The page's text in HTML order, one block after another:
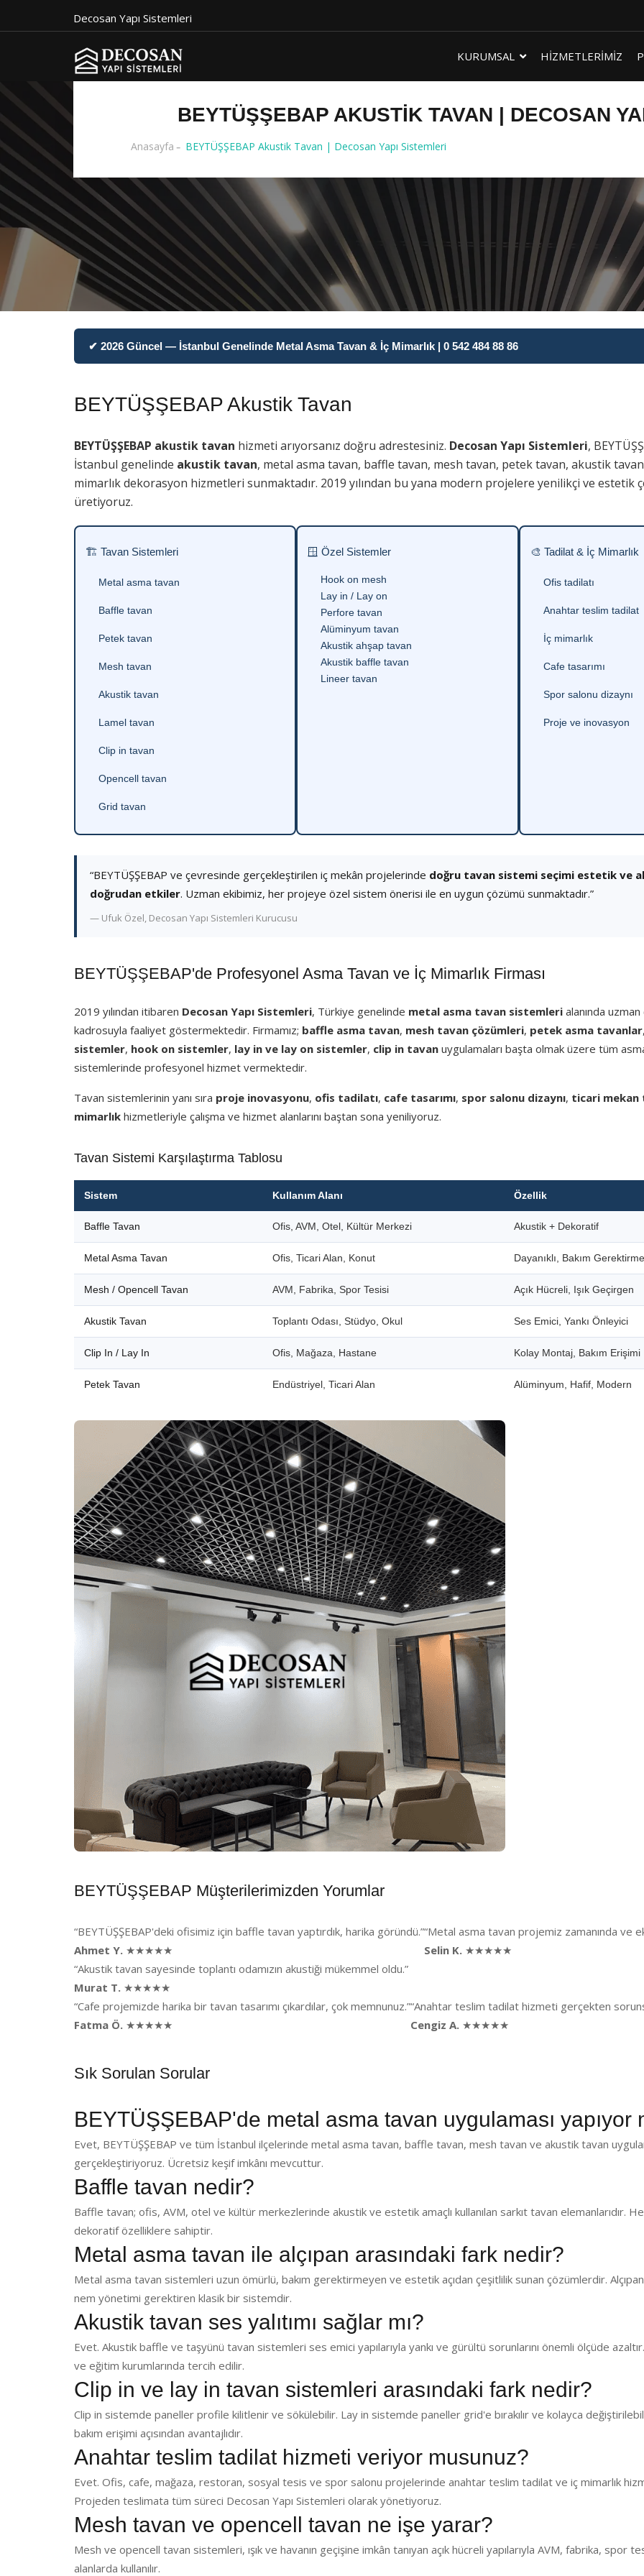
Decosan Yapı Sistemleri
KURUMSAL HİZMETLERİMİZ
BEYTÜŞŞEBAP AKUSTIK TAVAN | DECOSAN
Anasayfa BEYTÜŞŞEBAP Akustik Tavan | Decosan Yapı Sistemleri
✔ 2026 Güncel — İstanbul Genelinde Metal Asma Tavan & İç Mimarlık | 0 542 484 88 86
BEYTÜŞŞEBAP Akustik Tavan
BEYTÜŞŞEBAP akustik tavan hizmeti arıyorsanız doğru adrestesiniz. Decosan Yapı Sistemleri,
İstanbul genelinde akustik tavan, metal asma tavan, baffle tavan, mesh tavan, petek tavan, akustik
mimarlık dekorasyon hizmetleri sunmaktadır. 2019 yılından bu yana modern projelere yenilikçi ve estetik
üretiyoruz.
🏗 Tavan Sistemleri
Metal asma tavan
Baffle tavan
Petek tavan
Mesh tavan
Akustik tavan
Lamel tavan
Clip in tavan
Opencell tavan
Grid tavan
🪟 Özel Sistemler
Hook on mesh
Lay in / Lay on
Perfore tavan
Alüminyum tavan
Akustik ahşap tavan
Akustik baffle tavan
Lineer tavan
🎨 Tadilat & İç Mimarlık
Ofis tadilatı
Anahtar teslim tadilat
İç mimarlık
Cafe tasarımı
Spor salonu dizaynı
Proje ve inovasyon
“BEYTÜŞŞEBAP ve çevresinde gerçekleştirilen iç mekân projelerinde doğru tavan sistemi seçimi estetik ve
doğrudan etkiler. Uzman ekibimiz, her projeye özel sistem önerisi ile en uygun çözümü sunmaktadır.”
— Ufuk Özel, Decosan Yapı Sistemleri Kurucusu
BEYTÜŞŞEBAP'de Profesyonel Asma Tavan ve İç Mimarlık Firması
2019 yılından itibaren Decosan Yapı Sistemleri, Türkiye genelinde metal asma tavan sistemleri alanında
kadrosuyla faaliyet göstermektedir. Firmamız; baffle asma tavan, mesh tavan çözümleri, petek asma tavanlar,
sistemler, hook on sistemler, lay in ve lay on sistemler, clip in tavan uygulamaları başta olmak üzere tüm
sistemlerinde profesyonel hizmet vermektedir.
Tavan sistemlerinin yanı sıra proje inovasyonu, ofis tadilatı, cafe tasarımı, spor salonu dizaynı, ticari mekan
mimarlık hizmetleriyle çalışma ve hizmet alanlarını baştan sona yeniliyoruz.
Tavan Sistemi Karşılaştırma Tablosu
Sistem Kullanım Alanı Özellik
Baffle Tavan Ofis, AVM, Otel, Kültür Merkezi Akustik + Dekoratif
Metal Asma Tavan Ofis, Ticari Alan, Konut Dayanıklı, Bakım
Mesh / Opencell Tavan AVM, Fabrika, Spor Tesisi Açık Hücreli, Işık Geçirgen
Akustik Tavan Toplantı Odası, Stüdyo, Okul Ses Emici, Yankı Önleyici
Clip In / Lay In Ofis, Mağaza, Hastane Kolay Montaj, Bakım Erişimi
Petek Tavan Endüstriyel, Ticari Alan Alüminyum, Hafif, Modern
BEYTÜŞŞEBAP Müşterilerimizden Yorumlar
“BEYTÜŞŞEBAP'deki ofisimiz için baffle tavan yaptırdık, harika göründü.”
Ahmet Y. ★★★★★
“Metal asma tavan projemiz zamanında ve
Selin K. ★★★★★
“Akustik tavan sayesinde toplantı odamızın akustiği mükemmel oldu.”
Murat T. ★★★★★
“Cafe projemizde harika bir tavan tasarımı çıkardılar, çok memnunuz.”
Fatma Ö. ★★★★★
“Anahtar teslim tadilat hizmeti gerçekten
Cengiz A. ★★★★★
Sık Sorulan Sorular
BEYTÜŞŞEBAP'de metal asma tavan uygulaması yapıyor
Evet, BEYTÜŞŞEBAP ve tüm İstanbul ilçelerinde metal asma tavan, baffle tavan, mesh tavan ve akustik tavan
gerçekleştiriyoruz. Ücretsiz keşif imkânı mevcuttur.
Baffle tavan nedir?
Baffle tavan; ofis, AVM, otel ve kültür merkezlerinde akustik ve estetik amaçlı kullanılan sarkıt tavan elemanlarıdır.
dekoratif özelliklere sahiptir.
Metal asma tavan ile alçıpan arasındaki fark nedir?
Metal asma tavan sistemleri uzun ömürlü, bakım gerektirmeyen ve estetik açıdan çeşitlilik sunan çözümlerdir.
nem yönetimi gerektiren klasik bir sistemdir.
Akustik tavan ses yalıtımı sağlar mı?
Evet. Akustik baffle ve taşyünü tavan sistemleri ses emici yapılarıyla yankı ve gürültü sorunlarını önemli ölçüde
ve eğitim kurumlarında tercih edilir.
Clip in ve lay in tavan sistemleri arasındaki fark nedir?
Clip in sistemde paneller profile kilitlenir ve sökülebilir. Lay in sistemde paneller grid'e bırakılır ve kolayca
bakım erişimi açısından avantajlıdır.
Anahtar teslim tadilat hizmeti veriyor musunuz?
Evet. Ofis, cafe, mağaza, restoran, sosyal tesis ve spor salonu projelerinde anahtar teslim tadilat ve iç mimarlık
Projeden teslimata tüm süreci Decosan Yapı Sistemleri olarak yönetiyoruz.
Mesh tavan ve opencell tavan ne işe yarar?
Mesh ve opencell tavan sistemleri, ışık ve havanın geçişine imkân tanıyan açık hücreli yapılarıyla AVM, fabrika, spor
alanlarda kullanılır.